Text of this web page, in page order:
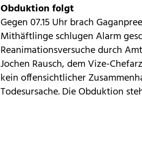
Obduktion folgt
Gegen 07.15 Uhr brach
Mithäftlinge schlugen Alarm
Reanimationsversuche durch
Jochen Rausch, dem Vize-
kein offensichtlicher
Todesursache. Die Obduktion